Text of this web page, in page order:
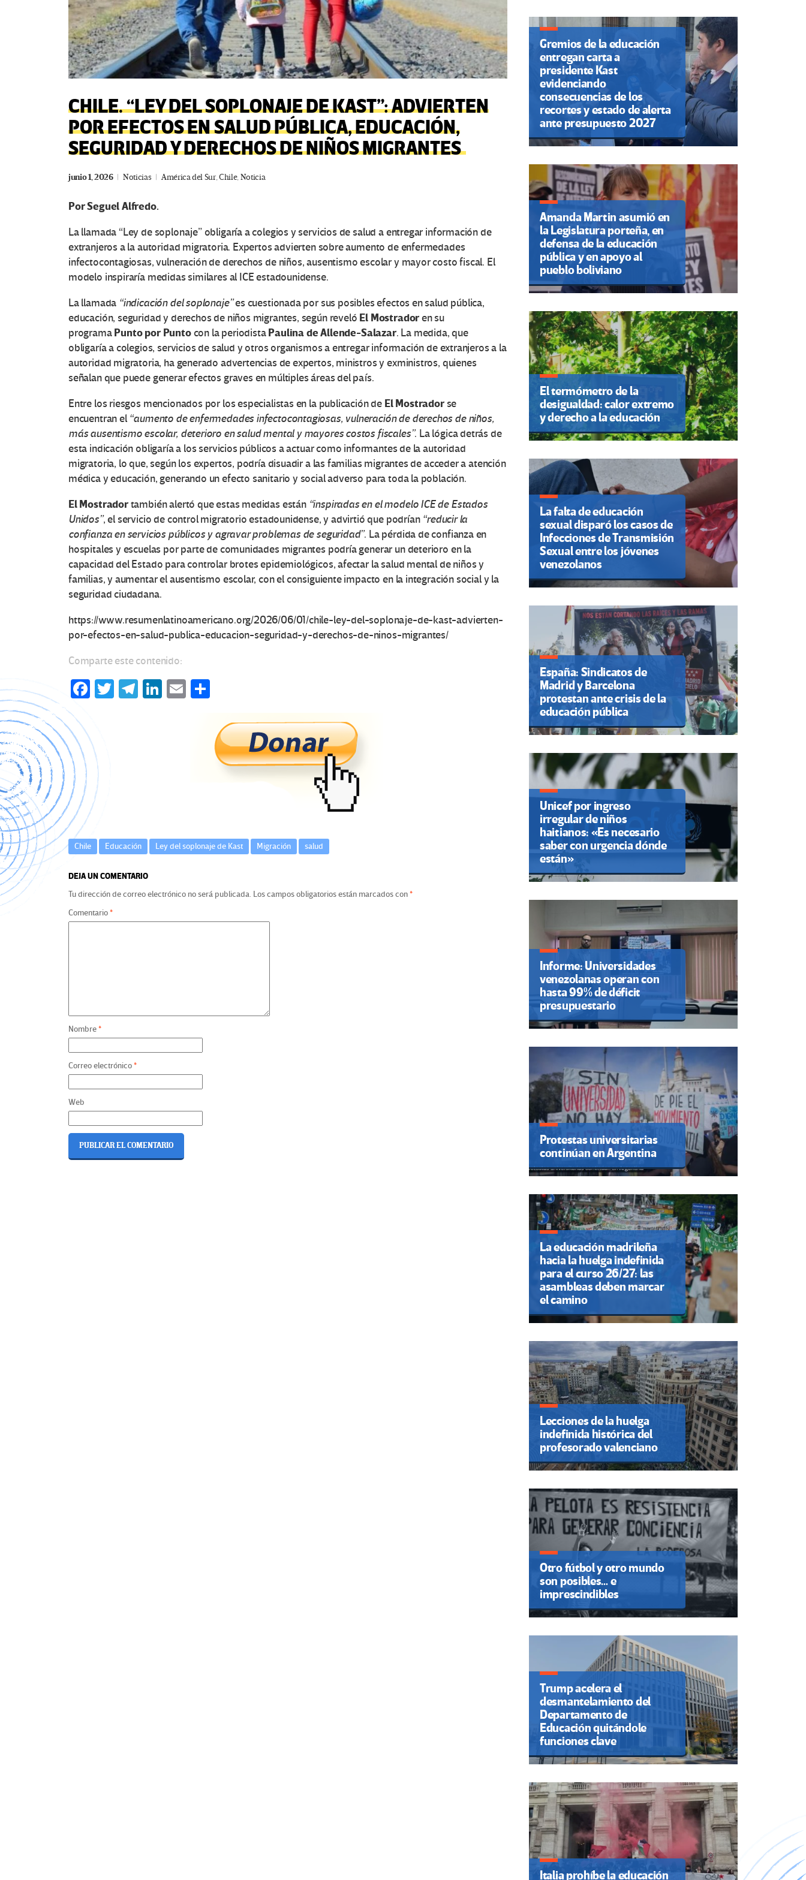
CHILE. “LEY DEL SOPLONAJE DE KAST”: ADVIERTEN
POR EFECTOS EN SALUD PÚBLICA, EDUCACIÓN,
SEGURIDAD Y DERECHOS DE NIÑOS MIGRANTES
junio 1, 2026 Noticias América del Sur,Chile,Noticia
Por Seguel Alfredo.
La llamada “Ley de soplonaje” obligaría a colegios y servicios de salud a entregar información de
extranjeros a la autoridad migratoria. Expertos advierten sobre aumento de enfermedades
infectocontagiosas, vulneración de derechos de niños, ausentismo escolar y mayor costo fiscal. El
modelo inspiraría medidas similares al ICE estadounidense.
La llamada “indicación del soplonaje”es cuestionada por sus posibles efectos en salud pública,
educación, seguridad y derechos de niños migrantes, según reveló El Mostradoren su
programaPunto por Puntocon la periodistaPaulina de Allende-Salazar. La medida, que
obligaría a colegios, servicios de salud y otros organismos a entregar información de extranjeros a la
autoridad migratoria, ha generado advertencias de expertos, ministros y exministros, quienes
señalan que puede generar efectos graves en múltiples áreas del país.
Entre los riesgos mencionados por los especialistas en la publicación de El Mostradorse
encuentran el “aumento de enfermedades infectocontagiosas, vulneración de derechos de niños,
más ausentismo escolar, deterioro en salud mental y mayores costos fiscales”. La lógica detrás de
esta indicación obligaría a los servicios públicos a actuar como informantes de la autoridad
migratoria, lo que, según los expertos, podría disuadir a las familias migrantes de acceder a atención
médica y educación, generando un efecto sanitario y social adverso para toda la población.
El Mostradortambién alertó que estas medidas están “inspiradas en el modelo ICE de Estados
Unidos”, el servicio de control migratorio estadounidense, y advirtió que podrían “reducir la
confianza en servicios públicos y agravar problemas de seguridad”. La pérdida de confianza en
hospitales y escuelas por parte de comunidades migrantes podría generar un deterioro en la
capacidad del Estado para controlar brotes epidemiológicos, afectar la salud mental de niños y
familias, y aumentar el ausentismo escolar, con el consiguiente impacto en la integración social y la
seguridad ciudadana.
https://www.resumenlatinoamericano.org/2026/06/01/chile-ley-del-soplonaje-de-kast-advierten-
por-efectos-en-salud-publica-educacion-seguridad-y-derechos-de-ninos-migrantes/
Comparte este contenido:
Fa
o
o
k
T
Te Li
E
m
p
ar
Chile Educación Ley del soplonaje de Kast Migración salud
DEJA UN COMENTARIO
Tu dirección de correo electrónico no será publicada. Los campos obligatorios están marcados con*
Comentario*
Nombre*
Correo electrónico*
Web
Gremios de la educación
entregan carta a
presidente Kast
evidenciando
consecuencias de los
recortes y estado de alerta
ante presupuesto 2027
Amanda Martin asumió en
la Legislatura porteña, en
defensa de la educación
pública y en apoyo al
pueblo boliviano
El termómetro de la
desigualdad: calor extremo
y derecho a la educación
La falta de educación
sexual disparó los casos de
Infecciones de Transmisión
Sexual entre los jóvenes
venezolanos
España: Sindicatos de
Madrid y Barcelona
protestan ante crisis de la
educación pública
Unicef por ingreso
irregular de niños
haitianos: «Es necesario
saber con urgencia dónde
están»
Informe: Universidades
venezolanas operan con
hasta 99% de déficit
presupuestario
Protestas universitarias
continúan en Argentina
La educación madrileña
hacia la huelga indefinida
para el curso 26/27: las
asambleas deben marcar
el camino
Lecciones de la huelga
indefinida histórica del
profesorado valenciano
Otro fútbol y otro mundo
son posibles… e
imprescindibles
Trump acelera el
desmantelamiento del
Departamento de
Educación quitándole
funciones clave
Italia prohíbe la educación